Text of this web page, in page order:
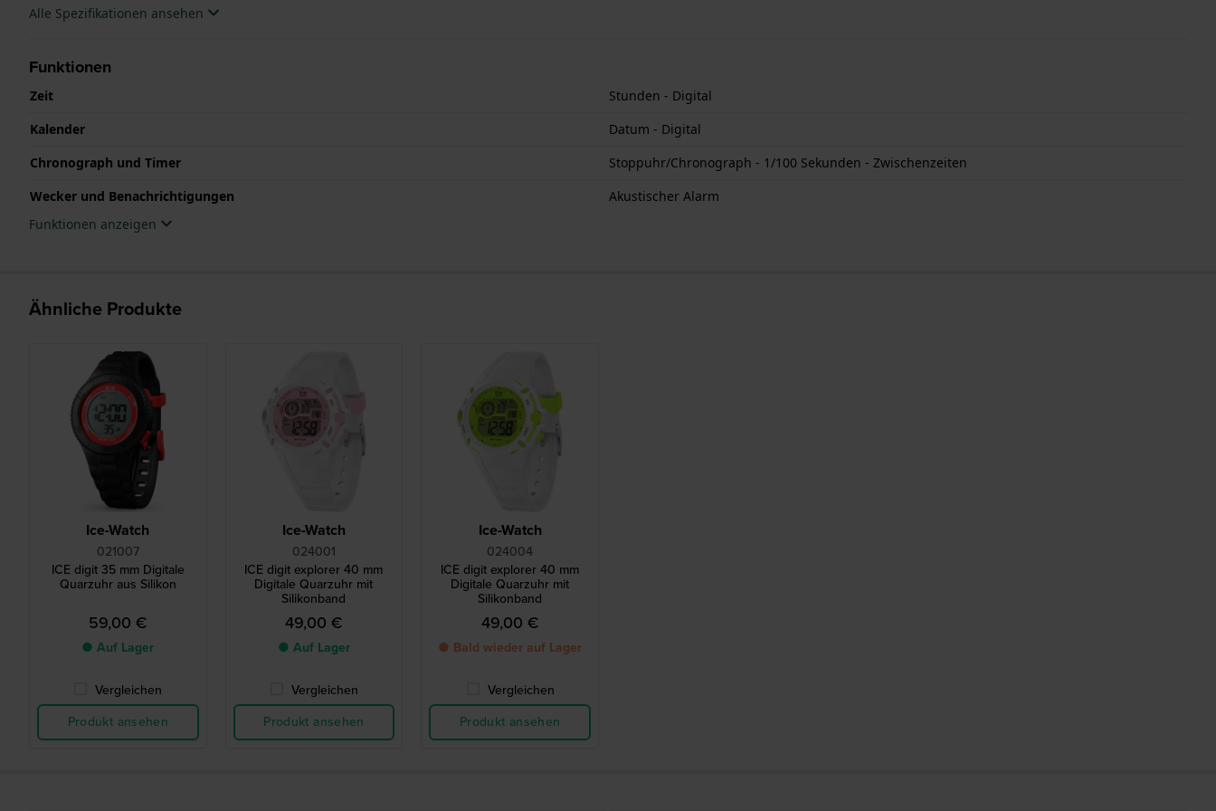
Alle Spezifikationen ansehen
Funktionen
Zeit
Stunden - Digital
Kalender
Datum - Digital
Chronograph und Timer
Stoppuhr/Chronograph - 1/100 Sekunden - Zwischenzeiten
Wecker und Benachrichtigungen
Akustischer Alarm
Funktionen anzeigen
Ähnliche Produkte
Ice-Watch
021007
ICE digit 35 mm Digitale
Quarzuhr aus Silikon
59,00 €
● Auf Lager
Vergleichen
Produkt ansehen
Ice-Watch
024001
ICE digit explorer 40 mm
Digitale Quarzuhr mit
Silikonband
49,00 €
● Auf Lager
Vergleichen
Produkt ansehen
Ice-Watch
024004
ICE digit explorer 40 mm
Digitale Quarzuhr mit
Silikonband
49,00 €
● Bald wieder auf Lager
Vergleichen
Produkt ansehen